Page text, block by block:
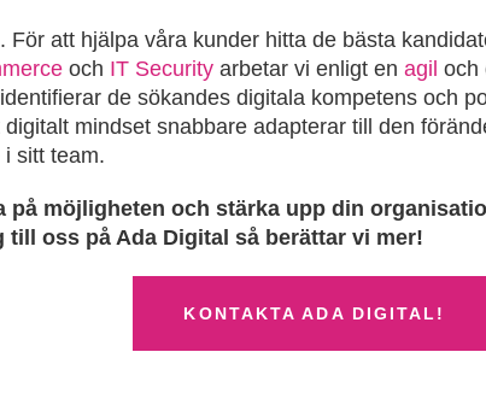
För att hjälpa våra kunder hitta de bästa
och IT Security arbetar vi enligt en agil och
de sökandes digitala kompetens och
mindset snabbare adapterar till den
sitt team.
på möjligheten och stärka upp din
till oss på Ada Digital så berättar vi mer!
KONTAKTA ADA DIGITAL!